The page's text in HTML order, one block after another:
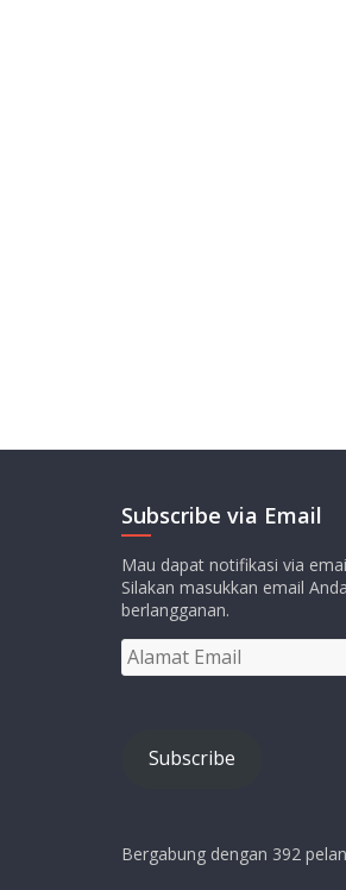
Subscribe via Email
Mau dapat notifikasi via
Silakan masukkan email
berlangganan.
Alamat
Email
Subscribe
Bergabung dengan 392